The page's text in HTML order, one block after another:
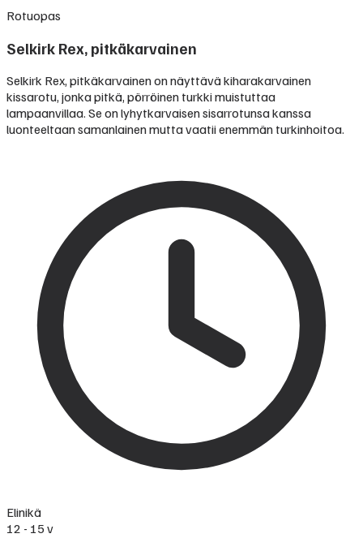
Rotuopas
Selkirk Rex, pitkäkarvainen
Selkirk Rex, pitkäkarvainen on näyttävä kiharakarvainen
kissarotu, jonka pitkä, pörröinen turkki muistuttaa
lampaanvillaa. Se on lyhytkarvaisen sisarrotunsa kanssa
luonteeltaan samanlainen mutta vaatii enemmän turkinhoitoa.
Elinikä
12 - 15 v